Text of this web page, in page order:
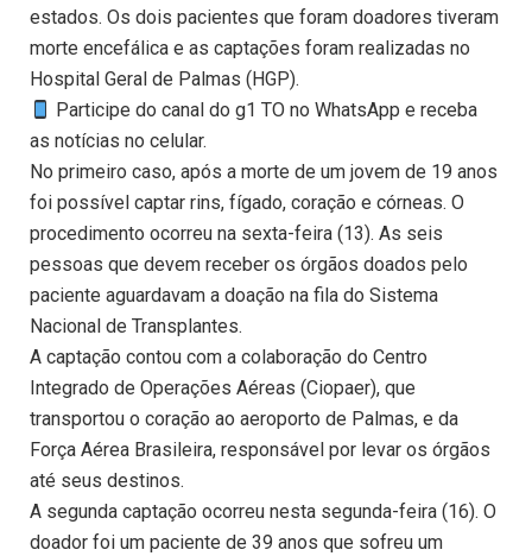
estados. Os dois pacientes que foram doadores tiveram
morte encefálica e as captações foram realizadas no
Hospital Geral de Palmas (HGP).
Participe do canal do g1 TO no WhatsApp e receba
as notícias no celular.
No primeiro caso, após a morte de um jovem de 19 anos
foi possível captar rins, fígado, coração e córneas. O
procedimento ocorreu na sexta-feira (13). As seis
pessoas que devem receber os órgãos doados pelo
paciente aguardavam a doação na fila do Sistema
Nacional de Transplantes.
A captação contou com a colaboração do Centro
Integrado de Operações Aéreas (Ciopaer), que
transportou o coração ao aeroporto de Palmas, e da
Força Aérea Brasileira, responsável por levar os órgãos
até seus destinos.
A segunda captação ocorreu nesta segunda-feira (16). O
doador foi um paciente de 39 anos que sofreu um